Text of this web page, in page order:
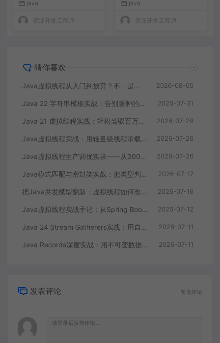
java
资深开发工程师
java
资深开发工程师
猜你喜欢
Java虚拟线程从入门到放弃？不，是上手到真香 2026-08-05
Java 22 字符串模板实战：告别臃肿的字符串拼接和SQL注入风险 2026-07-31
Java 21 虚拟线程实战：轻松驾驭百万级并发任务 2026-07-29
Java虚拟线程实战：用轻量级线程承载数万并发请求 2026-07-26
Java虚拟线程生产调优实录——从300ms接口耗时到12ms的完整复盘 2026-07-26
Java模式匹配与密封类实战：把类型判断从一堆if-else变成编译期安全的状态机 2026-07-17
把Java并发模型翻新：虚拟线程如何改写高并发服务吞吐量 2026-07-16
Java虚拟线程实战手记：从Spring Boot迁移到性能压测的完整复盘 2026-07-12
Java 24 Stream Gatherers实战：用自定义中间操作重构订单数据处理管道 2026-07-11
Java Records深度实战：用不可变数据类重构订单系统与序列化集成全指南 2026-07-11
发表评论 暂无评论